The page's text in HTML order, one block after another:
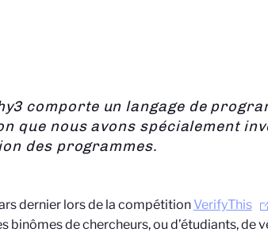
comporte un langage de
que nous avons spécialement
des programmes.
dernier lors de la compétition VerifyThis
binômes de chercheurs, ou d’étudiants, de